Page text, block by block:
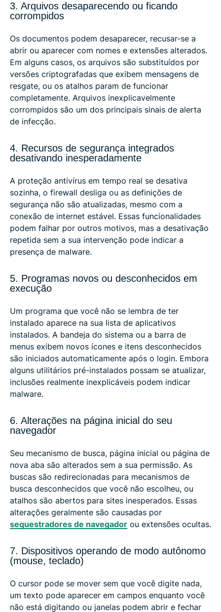
3. Arquivos desaparecendo ou ficando
corrompidos
Os documentos podem desaparecer, recusar-se a
abrir ou aparecer com nomes e extensões alterados.
Em alguns casos, os arquivos são substituídos por
versões criptografadas que exibem mensagens de
resgate, ou os atalhos param de funcionar
completamente. Arquivos inexplicavelmente
corrompidos são um dos principais sinais de alerta
de infecção.
4. Recursos de segurança integrados
desativando inesperadamente
A proteção antivírus em tempo real se desativa
sozinha, o firewall desliga ou as definições de
segurança não são atualizadas, mesmo com a
conexão de internet estável. Essas funcionalidades
podem falhar por outros motivos, mas a desativação
repetida sem a sua intervenção pode indicar a
presença de malware.
5. Programas novos ou desconhecidos em
execução
Um programa que você não se lembra de ter
instalado aparece na sua lista de aplicativos
instalados. A bandeja do sistema ou a barra de
menus exibem novos ícones e itens desconhecidos
são iniciados automaticamente após o login. Embora
alguns utilitários pré-instalados possam se atualizar,
inclusões realmente inexplicáveis ​​podem indicar
malware.
6. Alterações na página inicial do seu
navegador
Seu mecanismo de busca, página inicial ou página de
nova aba são alterados sem a sua permissão. As
buscas são redirecionadas para mecanismos de
busca desconhecidos que você não escolheu, ou
atalhos são abertos para sites inesperados. Essas
alterações geralmente são causadas por
sequestradores de navegador ou extensões ocultas.
7. Dispositivos operando de modo autônomo
(mouse, teclado)
O cursor pode se mover sem que você digite nada,
um texto pode aparecer em campos enquanto você
não está digitando ou janelas podem abrir e fechar